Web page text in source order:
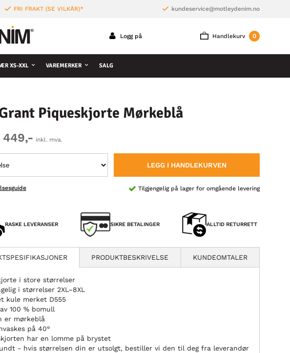
FRI FRAKT (SE VILKÅR)* kundeservice@motleydenim.no
Handlekurv 0
Logg på
XS-XXL VAREMERKER SALG
Piqueskjorte Mørkeblå
449,- inkl. mva.
LEGG I HANDLEKURVEN
Tilgjengelig på lager for omgående levering
RASKE LEVERANSER SIKRE BETALINGER ALLTID RETURRETT
PRODUKTBESKRIVELSE KUNDEOMTALER
i store størrelser
i størrelser 2XL–8XL
kule merket D555
100 % bomull
er mørkeblå
på 40°
har en lomme på brystet
- hvis størrelsen din er utsolgt, bestiller vi den til deg fra leverandør